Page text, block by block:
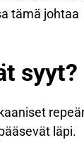
tämä johtaa
syyt?
läpi.